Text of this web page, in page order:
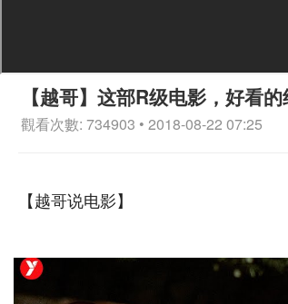
【越哥】这部R级电影，好看
觀看次數: 734903 • 2018-08-22 07:25
【越哥说电影】